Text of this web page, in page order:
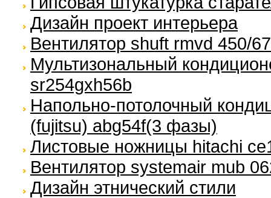
Дизайн проект интерьера
Вентилятор shuft rmvd 450/
Мультизональный
sr254gxh56b
Напольно-потолочный
(fujitsu) abg54f(3 фазы)
Листовые ножницы hitachi
Вентилятор systemair mub
Дизайн этнический стили